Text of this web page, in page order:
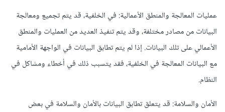
عمليات المعالجة والمنطق الأعمالية: في الخلفية، قد يتم تجميع ومعالجة
البيانات من مصادر مختلفة، وقد يتم تنفيذ العديد من العمليات والمنطق
الأعمالي على تلك البيانات. إذا لم يتم تطابق البيانات في الواجهة الأمامية
مع البيانات المعالجة في الخلفية، فقد يتسبب ذلك في أخطاء ومشاكل في
النظام.
الأمان والسلامة: قد يتعلق تطابق البيانات بالأمان والسلامة في بعض